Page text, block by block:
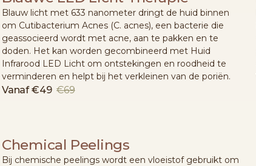
Blauw licht met 633 nanometer dringt de huid binnen
om Cutibacterium Acnes (C. acnes), een bacterie die
geassocieerd wordt met acne, aan te pakken en te
doden. Het kan worden gecombineerd met Huid
Infrarood LED Licht om ontstekingen en roodheid te
verminderen en helpt bij het verkleinen van de poriën.
Vanaf €49 €69
Chemical Peelings
Bij chemische peelings wordt een vloeistof gebruikt om